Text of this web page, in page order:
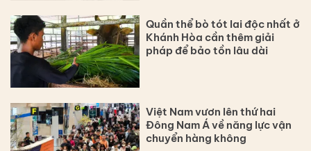
Quần thể bò tót lai độc nhất ở
Khánh Hòa cần thêm giải
pháp để bảo tồn lâu dài
Việt Nam vươn lên thứ hai
Đông Nam Á về năng lực vận
chuyển hàng không